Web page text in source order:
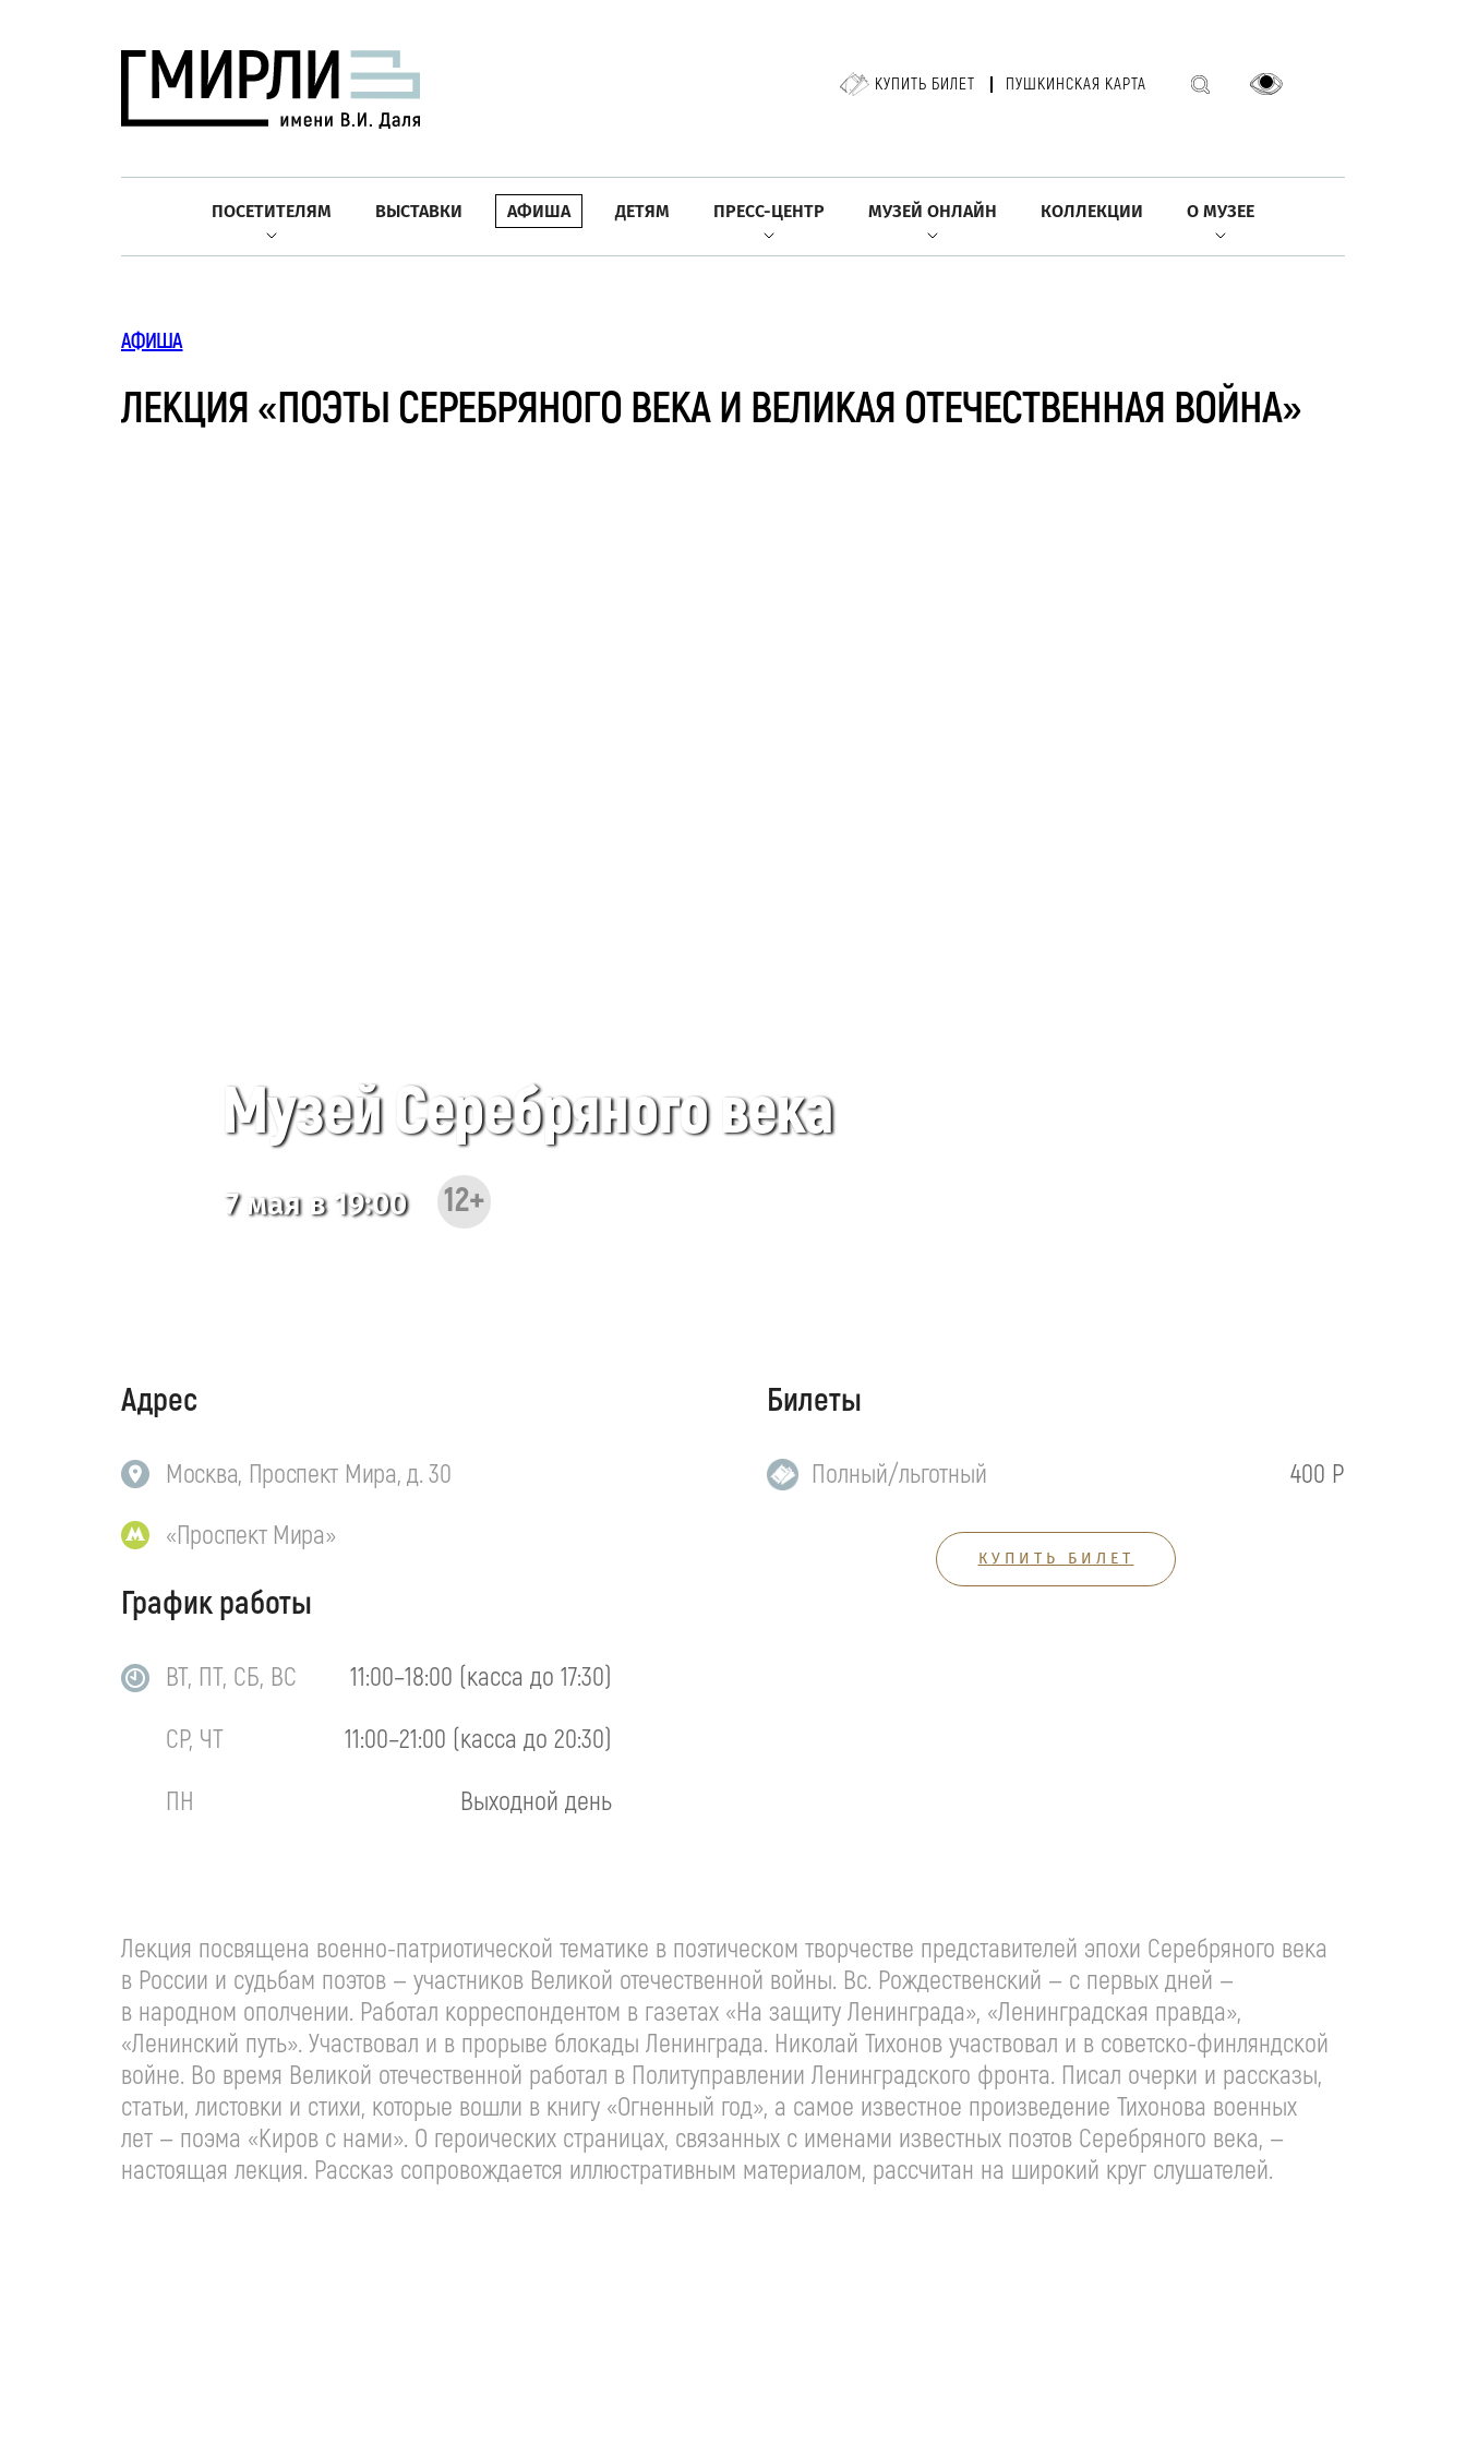
КУПИТЬ БИЛЕТ ПУШКИНСКАЯ КАРТА
ПОСЕТИТЕЛЯМ ВЫСТАВКИ АФИША ДЕТЯМ ПРЕСС-ЦЕНТР МУЗЕЙ ОНЛАЙН КОЛЛЕКЦИИ О МУЗЕЕ
АФИША
ЛЕКЦИЯ «ПОЭТЫ СЕРЕБРЯНОГО ВЕКА И ВЕЛИКАЯ ОТЕЧЕСТВЕННАЯ ВОЙНА»
Музей Серебряного века
7 мая в 19:00 12+
Адрес
Москва, Проспект Мира, д. 30
«Проспект Мира»
График работы
ВТ, ПТ, СБ, ВС
11:00–18:00 (касса до 17:30)
СР, ЧТ
11:00–21:00 (касса до 20:30)
ПН
Выходной день
Билеты
Полный/льготный 400 Р
КУПИТЬ БИЛЕТ
Лекция посвящена военно-патриотической тематике в поэтическом творчестве представителей эпохи Серебряного века
в России и судьбам поэтов — участников Великой отечественной войны. Вс. Рождественский — с первых дней —
в народном ополчении. Работал корреспондентом в газетах «На защиту Ленинграда», «Ленинградская правда»,
«Ленинский путь». Участвовал и в прорыве блокады Ленинграда. Николай Тихонов участвовал и в советско-финляндской
войне. Во время Великой отечественной работал в Политуправлении Ленинградского фронта. Писал очерки и рассказы,
статьи, листовки и стихи, которые вошли в книгу «Огненный год», а самое известное произведение Тихонова военных
лет — поэма «Киров с нами». О героических страницах, связанных с именами известных поэтов Серебряного века, —
настоящая лекция. Рассказ сопровождается иллюстративным материалом, рассчитан на широкий круг слушателей.